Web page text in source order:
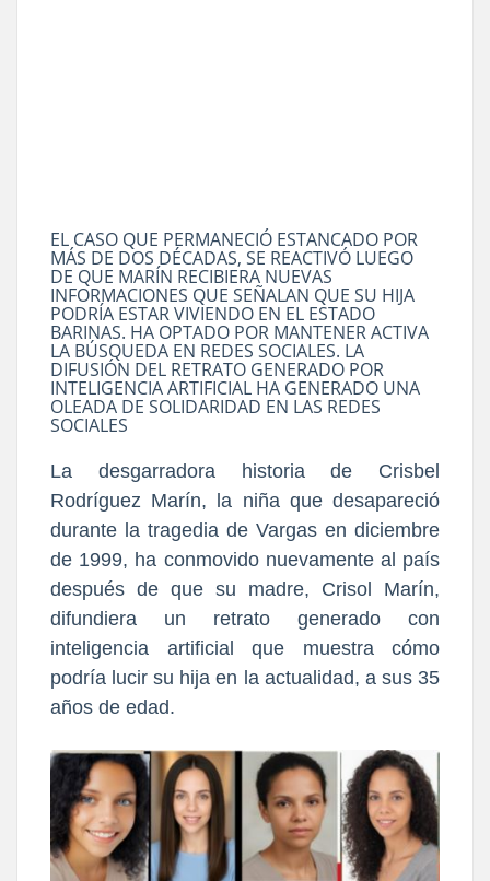
EL CASO QUE PERMANECIÓ ESTANCADO POR
MÁS DE DOS DÉCADAS, SE REACTIVÓ LUEGO
DE QUE MARÍN RECIBIERA NUEVAS
INFORMACIONES QUE SEÑALAN QUE SU HIJA
PODRÍA ESTAR VIVIENDO EN EL ESTADO
BARINAS. HA OPTADO POR MANTENER ACTIVA
LA BÚSQUEDA EN REDES SOCIALES. LA
DIFUSIÓN DEL RETRATO GENERADO POR
INTELIGENCIA ARTIFICIAL HA GENERADO UNA
OLEADA DE SOLIDARIDAD EN LAS REDES
SOCIALES
La desgarradora historia de Crisbel
Rodríguez Marín, la niña que desapareció
durante la tragedia de Vargas en diciembre
de 1999, ha conmovido nuevamente al país
después de que su madre, Crisol Marín,
difundiera un retrato generado con
inteligencia artificial que muestra cómo
podría lucir su hija en la actualidad, a sus 35
años de edad.